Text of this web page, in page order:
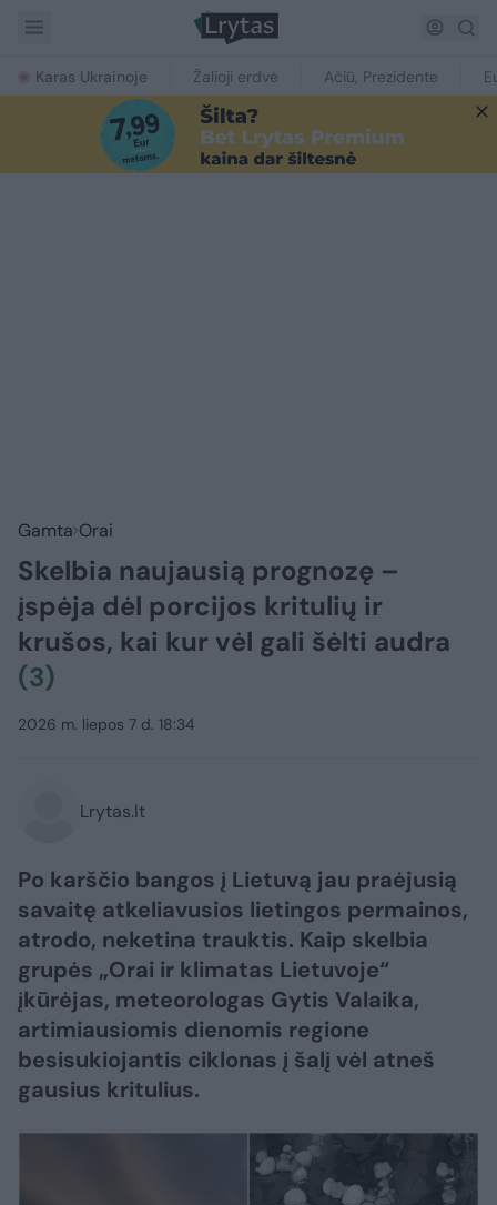
Karas Ukrainoje Žalioji erdvė Ačiū, Prezidente
Gamta Orai
Skelbia naujausią prognozę –
įspėja dėl porcijos kritulių ir
krušos, kai kur vėl gali šėlti audra
(3)
2026 m. liepos 7 d. 18:34
Lrytas.lt
Po karščio bangos į Lietuvą jau praėjusią
savaitę atkeliavusios lietingos permainos,
atrodo, neketina trauktis. Kaip skelbia
grupės „Orai ir klimatas Lietuvoje“
įkūrėjas, meteorologas Gytis Valaika,
artimiausiomis dienomis regione
besisukiojantis ciklonas į šalį vėl atneš
gausius kritulius.